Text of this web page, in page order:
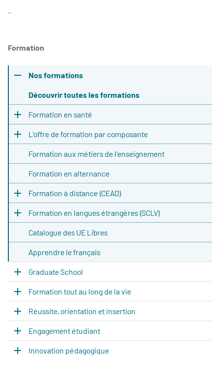
-
Formation
Nos formations
Découvrir toutes les formations
Formation en santé
L'offre de formation par composante
Formation aux métiers de l'enseignement
Formation en alternance
Formation à distance (CEAD)
Formation en langues étrangères (SCLV)
Catalogue des UE Libres
Apprendre le français
Graduate School
Formation tout au long de la vie
Réussite, orientation et insertion
Engagement étudiant
Innovation pédagogique